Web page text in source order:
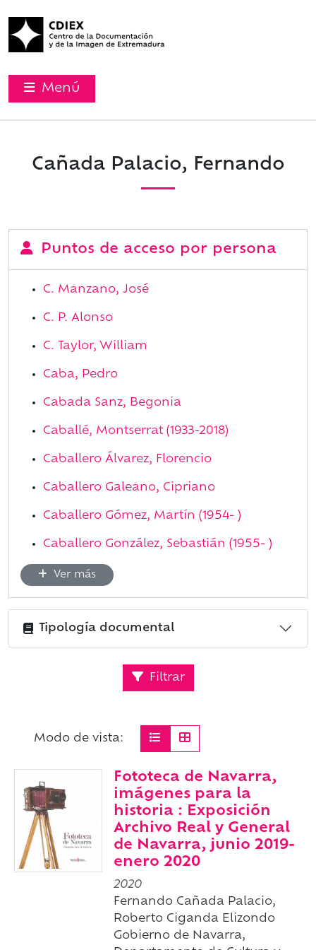
Menú
Cañada Palacio, Fernando
Puntos de acceso por persona
C. Manzano, José
C. P. Alonso
C. Taylor, William
Caba, Pedro
Cabada Sanz, Begonia
Caballé, Montserrat (1933-2018)
Caballero Álvarez, Florencio
Caballero Galeano, Cipriano
Caballero Gómez, Martín (1954- )
Caballero González, Sebastián (1955- )
Ver más
Tipología documental
Filtrar
Modo de vista:
Fototeca de Navarra,
imágenes para la
historia : Exposición
Archivo Real y General
de Navarra, junio 2019-
enero 2020
2020
Fernando Cañada Palacio,
Roberto Ciganda Elizondo
Gobierno de Navarra,